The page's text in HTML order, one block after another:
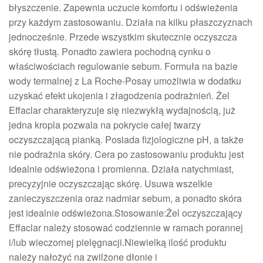
błyszczenie. Zapewnia uczucie komfortu i odświeżenia
przy każdym zastosowaniu. Działa na kilku płaszczyznach
jednocześnie. Przede wszystkim skutecznie oczyszcza
skórę tłustą. Ponadto zawiera pochodną cynku o
właściwościach regulowanie sebum. Formuła na bazie
wody termalnej z La Roche-Posay umożliwia w dodatku
uzyskać efekt ukojenia i złagodzenia podrażnień. Żel
Effaclar charakteryzuje się niezwykłą wydajnością, już
jedna kropla pozwala na pokrycie całej twarzy
oczyszczającą pianką. Posiada fizjologiczne pH, a także
nie podrażnia skóry. Cera po zastosowaniu produktu jest
idealnie odświeżona i promienna. Działa natychmiast,
precyzyjnie oczyszczając skórę. Usuwa wszelkie
zanieczyszczenia oraz nadmiar sebum, a ponadto skóra
jest idealnie odświeżona.Stosowanie:Żel oczyszczający
Effaclar należy stosować codziennie w ramach porannej
i/lub wieczornej pielęgnacji.Niewielką ilość produktu
należy nałożyć na zwilżone dłonie i